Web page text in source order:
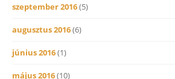
szeptember 2016(5)
augusztus 2016(6)
június 2016(1)
május 2016(10)